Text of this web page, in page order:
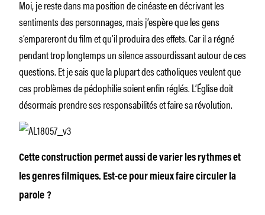
Moi, je reste dans ma position de cinéaste en décrivant les
sentiments des personnages, mais j’espère que les gens
s’empareront du film et qu’il produira des effets. Car il a régné
pendant trop longtemps un silence assourdissant autour de ces
questions. Et je sais que la plupart des catholiques veulent que
ces problèmes de pédophilie soient enfin réglés. L’Église doit
désormais prendre ses responsabilités et faire sa révolution.
Cette construction permet aussi de varier les rythmes et
les genres filmiques. Est-ce pour mieux faire circuler la
parole ?